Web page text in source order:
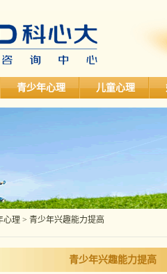
青少年心理 儿童心理
心理> 青少年兴趣能力提高
青少年兴趣能力提高